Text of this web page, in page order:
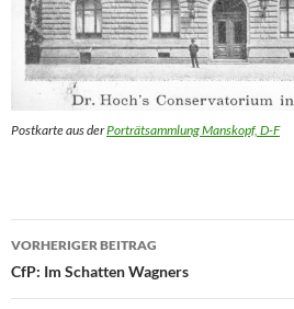
Postkarte aus derPorträtsammlung Manskopf, D-F
Beitragsnavigation
VORHERIGER BEITRAG
CfP: Im Schatten Wagners